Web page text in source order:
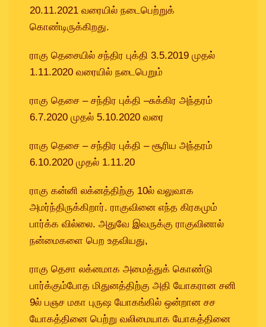
20.11.2021 வரையில் நடைபெற்றுக்
கொண்டிருக்கிறது.
ராகு தெசையில் சந்திர புக்தி 3.5.2019 முதல்
1.11.2020 வரையில் நடைபெறும்
ராகு தெசை – சந்திர புக்தி –சுக்கிர அந்தரம்
6.7.2020 முதல் 5.10.2020 வரை
ராகு தெசை – சந்திர புக்தி – சூரிய அந்தரம்
6.10.2020 முதல் 1.11.20
ராகு கன்னி லக்னத்திற்கு 10ல் வலுவாக
அமர்ந்திருக்கிறார். ராகுவினை எந்த கிரகமும்
பார்க்க வில்லை. அதுவே இவருக்கு ராகுவினால்
நன்மைகளை பெற உதவியது,
ராகு தெசா லக்னமாக அமைத்துக் கொண்டு
பார்க்கும்போத மிதுனத்திற்கு அதி யோகரான சனி
9ல் பஞச மகா புருஷ யோகங்கில் ஒன்றான சச
யோகத்தினை பெற்று வலிமையாக யோகத்தினை